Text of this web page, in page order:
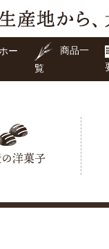
ホー
商品一
覧
洋菓子